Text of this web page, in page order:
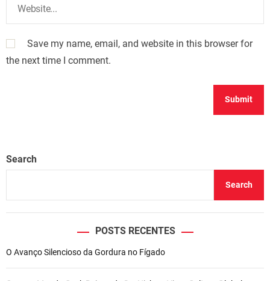
Save my name, email, and website in this browser for
the next time I comment.
Search
Search
POSTS RECENTES
O Avanço Silencioso da Gordura no Fígado